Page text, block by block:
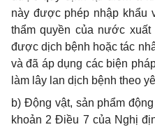
này được phép nhập khẩu
thẩm quyền của nước
được dịch bệnh hoặc tác
và đã áp dụng các biện
làm lây lan dịch bệnh theo
b) Động vật, sản phẩm
khoản 2 Điều 7 của Nghị